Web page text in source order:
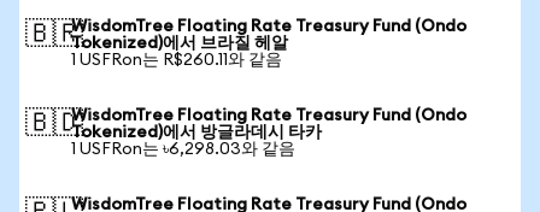
🇧🇷WisdomTree Floating Rate Treasury Fund (Ondo
Tokenized)에서 브라질 헤알
1 USFRon는 R$260.11와 같음
🇧🇩WisdomTree Floating Rate Treasury Fund (Ondo
Tokenized)에서 방글라데시 타카
1 USFRon는 ৳6,298.03와 같음
WisdomTree Floating Rate Treasury Fund (Ondo